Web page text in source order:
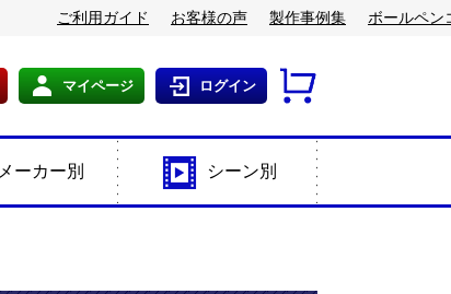
ご利用ガイド お客様の声 製作事例集 ボールペン
マイページ ログイン
メーカー別 シーン別